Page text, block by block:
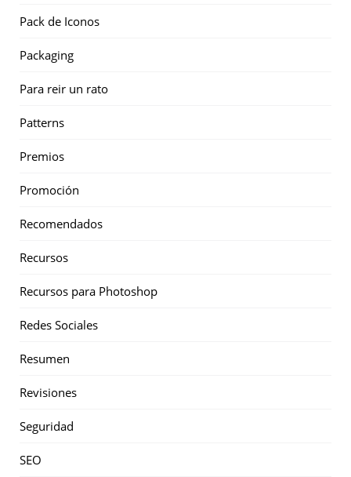
Pack de Iconos
Packaging
Para reir un rato
Patterns
Premios
Promoción
Recomendados
Recursos
Recursos para Photoshop
Redes Sociales
Resumen
Revisiones
Seguridad
SEO